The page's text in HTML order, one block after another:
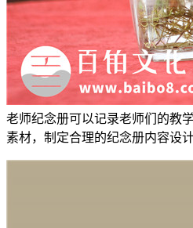
老师纪念册可以记录老师们的教
素材，制定合理的纪念册内容设